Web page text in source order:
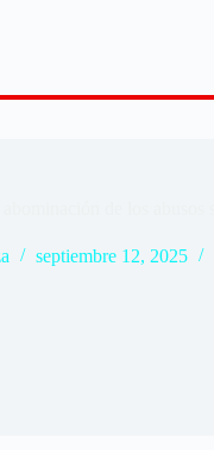
septiembre 12, 2025